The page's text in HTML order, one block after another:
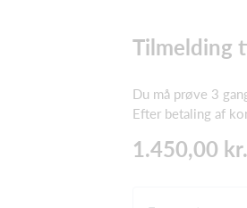
Tilmelding
Du må prøve 3
Efter betaling af
1.450,00 kr.